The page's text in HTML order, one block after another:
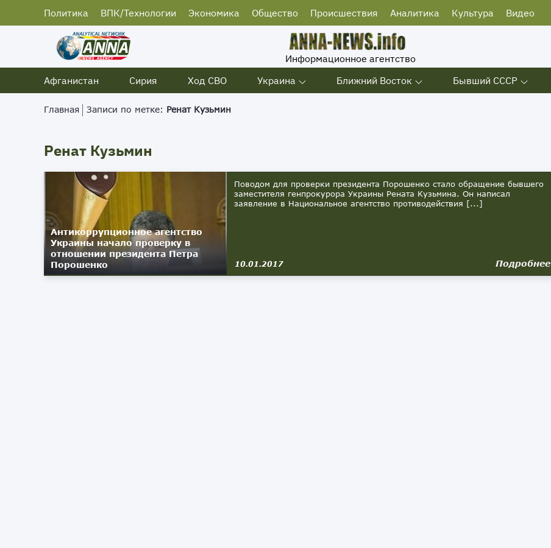
Политика ВПК/Технологии Экономика Общество Происшествия Аналитика Культура Видео
Информационное агентство
Афганистан
Сирия Ход СВО Украина Ближний Восток Бывший СССР
Главная Записи по метке: Ренат Кузьмин
Ренат Кузьмин
Антикоррупционное агентство
Украины начало проверку в
отношении президента Петра
Порошенко
Поводом для проверки президента Порошенко стало обращение бывшего
заместителя генпрокурора Украины Рената Кузьмина. Он написал
заявление в Национальное агентство противодействия [...]
10.01.2017 Подробнее